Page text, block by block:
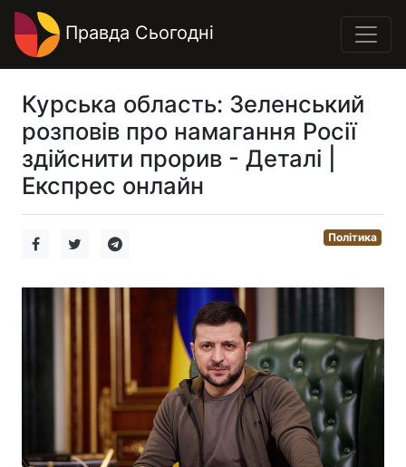
Правда Сьогодні
Курська область: Зеленський
розповів про намагання Росії
здійснити прорив - Деталі |
Експрес онлайн
Політика